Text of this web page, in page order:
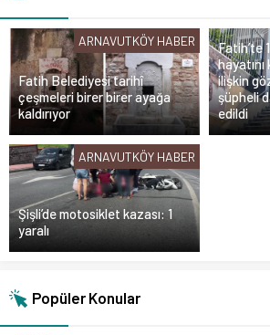
ARNAVUTKÖY HABER
Fatih Belediyesi tarihî
çeşmeleri birer birer ayağa
kaldırıyor
Fatih’te
ilişkin
şüpheli
edildi
ARNAVUTKÖY HABER
Şişli’de motosiklet kazası: 1
yaralı
Popüler Konular